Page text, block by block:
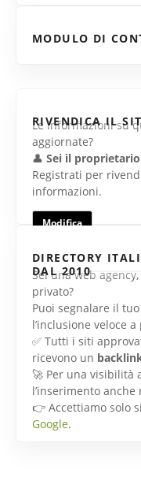
MODULO DI
RIVENDICA IL
Le informazioni su
aggiornate?
👤 Sei il
Registrati per
informazioni.
Modifica
DIRECTORY
DAL 2010
Sei una web
privato?
Puoi segnalare il
l’inclusione veloce
✅ Tutti i siti
ricevono un
🚀 Per una visibilità
l’inserimento
👉 Accettiamo solo
Google.